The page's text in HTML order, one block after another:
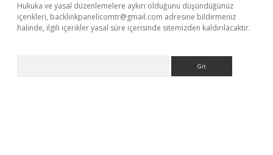
Hukuka ve yasal düzenlemelere aykırı olduğunu düşündüğünüz
içerikleri, backlinkpanelicomtr@gmail.com adresine bildirmeniz
halinde, ilgili içerikler yasal süre içerisinde sitemizden kaldırılacaktır.